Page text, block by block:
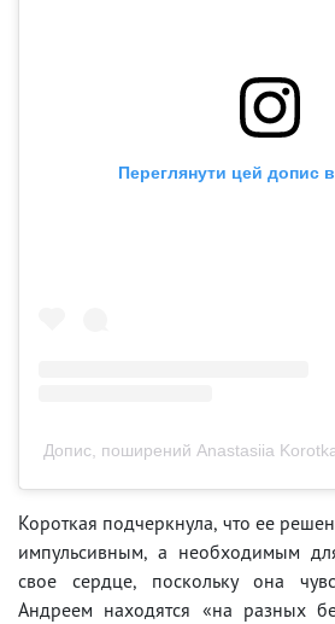
Переглянути цей допис
Допис, поширений Anastasiia
Короткая подчеркнула, что ее
импульсивным, а необходимым
свое сердце, поскольку она
Андреем находятся «на разных